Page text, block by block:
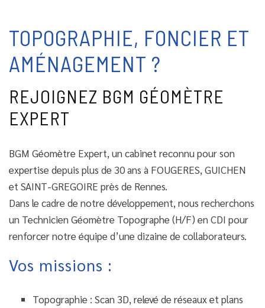
TOPOGRAPHIE, FONCIER ET
AMÉNAGEMENT ?
REJOIGNEZ BGM GÉOMÈTRE
EXPERT
BGM Géomètre Expert, un cabinet reconnu pour son
expertise depuis plus de 30 ans à FOUGERES, GUICHEN
et SAINT-GREGOIRE près de Rennes.
Dans le cadre de notre développement, nous recherchons
un Technicien Géomètre Topographe (H/F) en CDI pour
renforcer notre équipe d’une dizaine de collaborateurs.
Vos missions :
Topographie : Scan 3D, relevé de réseaux et plans